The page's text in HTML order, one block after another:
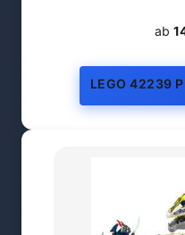
ab
LEGO 42239